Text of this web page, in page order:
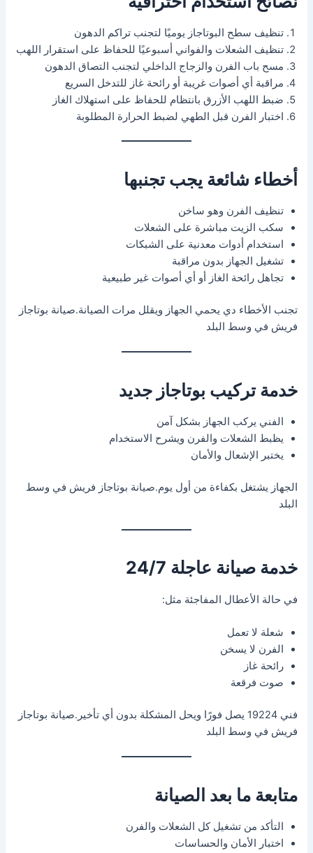
تنظيف سطح البوتاجاز يوميًا لتجنب تراكم الدهون
تنظيف الشعلات والفواني أسبوعيًا للحفاظ على استقرار اللهب
مسح باب الفرن والزجاج الداخلي لتجنب التصاق الدهون
مراقبة أي أصوات غريبة أو رائحة غاز للتدخل السريع
ضبط اللهب الأزرق بانتظام للحفاظ على استهلاك الغاز
اختبار الفرن قبل الطهي لضبط الحرارة المطلوبة
أخطاء شائعة يجب تجنبها
تنظيف الفرن وهو ساخن
سكب الزيت مباشرة على الشعلات
استخدام أدوات معدنية على الشبكات
تشغيل الجهاز بدون مراقبة
تجاهل رائحة الغاز أو أي أصوات غير طبيعية
تجنب الأخطاء دي يحمي الجهاز ويقلل مرات الصيانة.صيانة بوتاجاز
فريش في وسط البلد
خدمة تركيب بوتاجاز جديد
الفني يركب الجهاز بشكل آمن
يظبط الشعلات والفرن ويشرح الاستخدام
يختبر الإشعال والأمان
الجهاز يشتغل بكفاءة من أول يوم.صيانة بوتاجاز فريش في وسط
البلد
خدمة صيانة عاجلة 24/7
في حالة الأعطال المفاجئة مثل:
شعلة لا تعمل
الفرن لا يسخن
رائحة غاز
صوت فرقعة
فني 19224 يصل فورًا ويحل المشكلة بدون أي تأخير.صيانة بوتاجاز
فريش في وسط البلد
متابعة ما بعد الصيانة
التأكد من تشغيل كل الشعلات والفرن
اختبار الأمان والحساسات